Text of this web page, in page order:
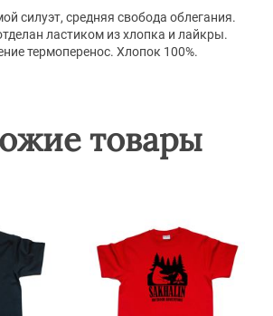
силуэт, средняя свобода облегания.
ластиком из хлопка и лайкры.
термоперенос. Хлопок 100%.
товары